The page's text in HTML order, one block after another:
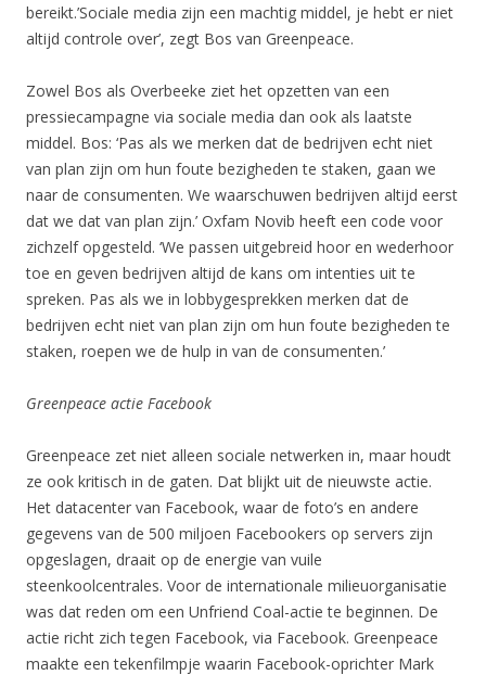
bereikt.’Sociale media zijn een machtig middel, je hebt er niet
altijd controle over’, zegt Bos van Greenpeace.
Zowel Bos als Overbeeke ziet het opzetten van een
pressiecampagne via sociale media dan ook als laatste
middel. Bos: ‘Pas als we merken dat de bedrijven echt niet
van plan zijn om hun foute bezigheden te staken, gaan we
naar de consumenten. We waarschuwen bedrijven altijd eerst
dat we dat van plan zijn.’ Oxfam Novib heeft een code voor
zichzelf opgesteld. ‘We passen uitgebreid hoor en wederhoor
toe en geven bedrijven altijd de kans om intenties uit te
spreken. Pas als we in lobbygesprekken merken dat de
bedrijven echt niet van plan zijn om hun foute bezigheden te
staken, roepen we de hulp in van de consumenten.’
Greenpeace actie Facebook
Greenpeace zet niet alleen sociale netwerken in, maar houdt
ze ook kritisch in de gaten. Dat blijkt uit de nieuwste actie.
Het datacenter van Facebook, waar de foto’s en andere
gegevens van de 500 miljoen Facebookers op servers zijn
opgeslagen, draait op de energie van vuile
steenkoolcentrales. Voor de internationale milieuorganisatie
was dat reden om een Unfriend Coal-actie te beginnen. De
actie richt zich tegen Facebook, via Facebook. Greenpeace
maakte een tekenfilmpje waarin Facebook-oprichter Mark